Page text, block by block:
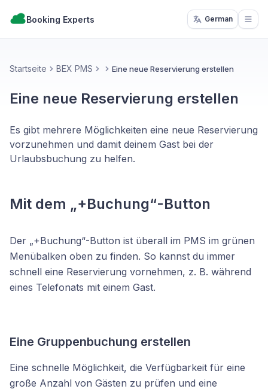
Booking Experts German
Startseite BEX PMS Eine neue Reservierung erstellen
Eine neue Reservierung erstellen
Es gibt mehrere Möglichkeiten eine neue Reservierung
vorzunehmen und damit deinem Gast bei der
Urlaubsbuchung zu helfen.
Mit dem „+Buchung“-Button
Der „+Buchung“-Button ist überall im PMS im grünen
Menübalken oben zu finden. So kannst du immer
schnell eine Reservierung vornehmen, z. B. während
eines Telefonats mit einem Gast.
Eine Gruppenbuchung erstellen
Eine schnelle Möglichkeit, die Verfügbarkeit für eine
große Anzahl von Gästen zu prüfen und eine